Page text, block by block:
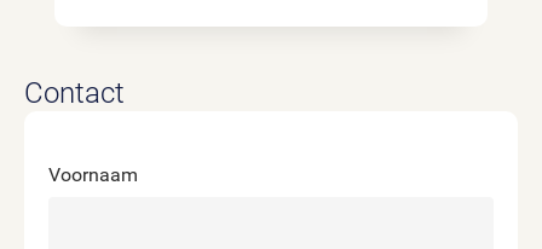
Contact
Voornaam